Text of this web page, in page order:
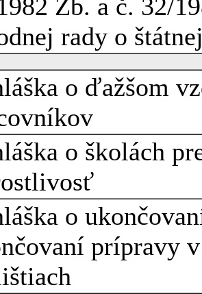
Zb. a č. 32/
rady o
o ďažšom
o školách
o
prípravy